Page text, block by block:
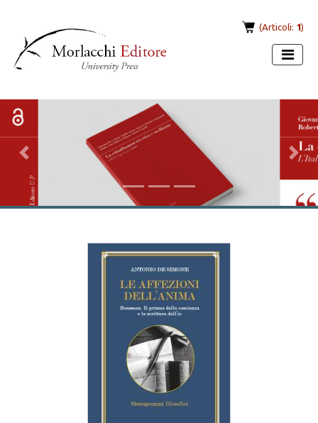
(Articoli: 1)
Previous Next